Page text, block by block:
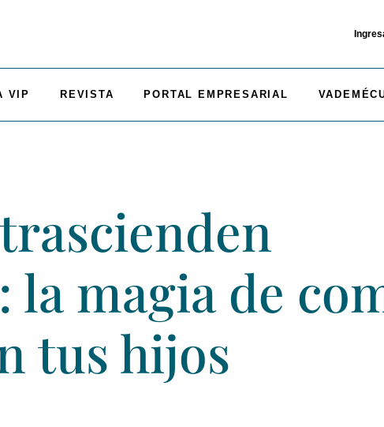
VIP REVISTA PORTAL EMPRESARIAL
la magia de
tus hijos